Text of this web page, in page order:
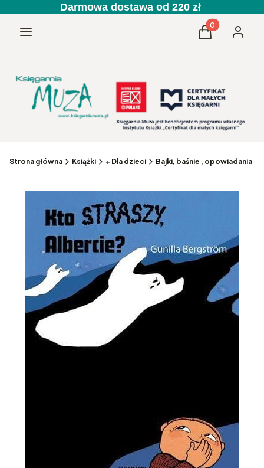
Darmowa dostawa od 220 zł
Menu Produkty w
Koszyk
Strona główna Książki + Dla dzieci Bajki, baśnie , opowiadania